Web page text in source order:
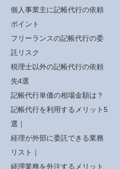
個人事業主に記帳代行の依頼
ポイント
フリーランスの記帳代行の委
託リスク
税理士以外の記帳代行の依頼
先4選
記帳代行単価の相場金額は？
記帳代行を利用するメリット5
選｜
経理が外部に委託できる業務
リスト｜
経理業務を外注するメリット